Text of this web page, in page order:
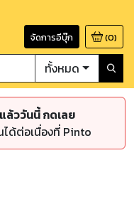
จัดการอีบุ๊ก (0)
ทั้งหมด
ล้ววันนี้ กดเลย
ด้ต่อเนื่องที่ Pinto